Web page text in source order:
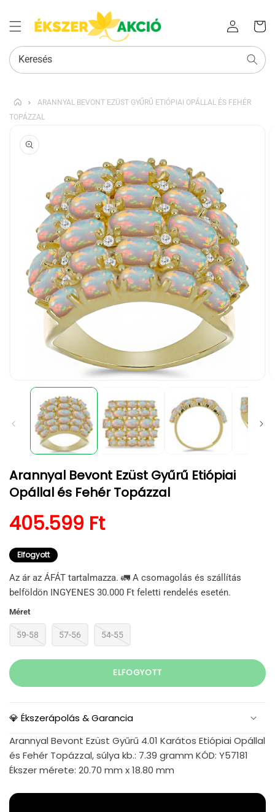
Bejelentkezés
kosara
Keresés
›
ARANNYAL BEVONT EZÜST GYŰRŰ ETIÓPIAI OPÁLLAL ÉS FEHÉR
TOPÁZZAL
UGRÁS A
TERMÉKADATOKRA
médiafájl
megnyitása
modális
párbeszédpanelen
Arannyal Bevont Ezüst Gyűrű Etiópiai
Opállal és Fehér Topázzal
Normál ár
405.599 Ft
Elfogyott
Az ár az ÁFÁT tartalmazza. 🚛 A csomagolás és szállítás
belföldön INGYENES 30.000 Ft feletti rendelés esetén.
Méret
59-58 57-56 54-55
ELFOGYOTT
💎 Ékszerápolás & Garancia
Arannyal Bevont Ezüst Gyűrű 4.01 Karátos Etiópiai Opállal
és Fehér Topázzal, súlya kb.: 7.39 gramm KÓD: Y57181
Ékszer mérete: 20.70 mm x 18.80 mm